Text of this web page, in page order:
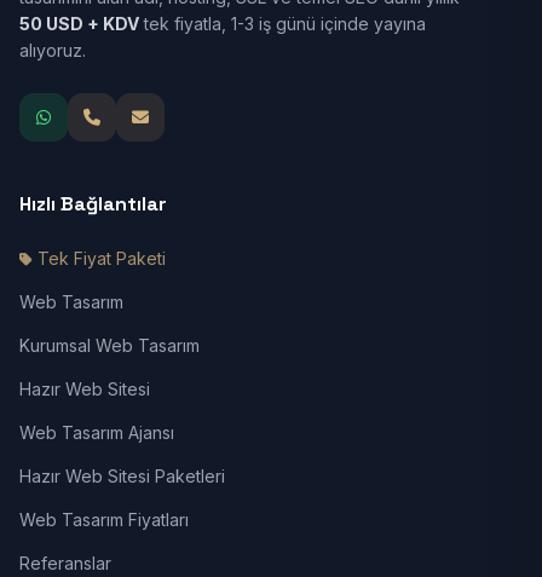
50 USD + KDVtek fiyatla, 1-3 iş günü içinde yayına
alıyoruz.
Hızlı Bağlantılar
Tek Fiyat Paketi
Web Tasarım
Kurumsal Web Tasarım
Hazır Web Sitesi
Web Tasarım Ajansı
Hazır Web Sitesi Paketleri
Web Tasarım Fiyatları
Referanslar